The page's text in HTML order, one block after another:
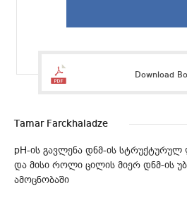
Download
Tamar Farckhaladze
pH-ის გავლენა დნმ-ის
და მისი როლი ცილის მიერ დნმ-ის
ამოცნობაში